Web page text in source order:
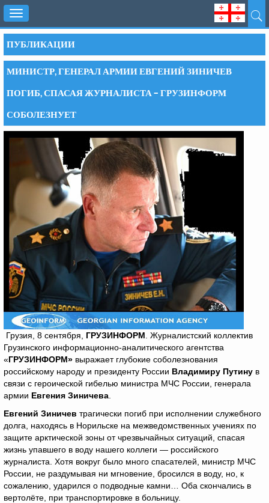
Toggle
navigation
ПУБЛИКАЦИИ
МИНИСТР, ГЕНЕРАЛ АРМИИ ЕВГЕНИЙ ЗИНИЧЕВ
ПОГИБ, СПАСАЯ ЖУРНАЛИСТА – ГРУЗИНФОРМ
СОБОЛЕЗНУЕТ
Грузия, 8 сентября, ГРУЗИНФОРМ . Журналистский коллектив
Грузинского информационно-аналитического агентства
«ГРУЗИНФОРМ» выражает глубокие соболезнования
российскому народу и президенту России Владимиру Путину в
связи с героической гибелью министра МЧС России, генерала
армии Евгения Зиничева
Евгений Зиничев трагически погиб при исполнении служебного
долга, находясь в Норильске на межведомственных учениях по
защите арктической зоны от чрезвычайных ситуаций, спасая
жизнь упавшего в воду нашего коллеги — российского
журналиста. Хотя вокруг было много спасателей, министр МЧС
России, не раздумывая ни мгновение, бросился в воду, но, к
сожалению, ударился о подводные камни… Оба скончались в
вертолёте, при транспортировке в больницу.